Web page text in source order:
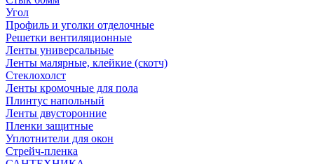
Угол
Профиль и уголки отделочные
Решетки вентиляционные
Ленты универсальные
Ленты малярные, клейкие (скотч)
Стеклохолст
Ленты кромочные для пола
Плинтус напольный
Ленты двусторонние
Пленки защитные
Уплотнители для окон
Стрейч-пленка